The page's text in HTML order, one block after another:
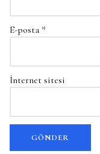
E-posta *
İnternet sitesi